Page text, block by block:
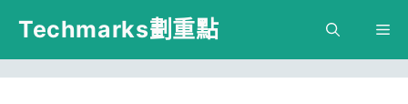
跳
主
Techmarks劃重點